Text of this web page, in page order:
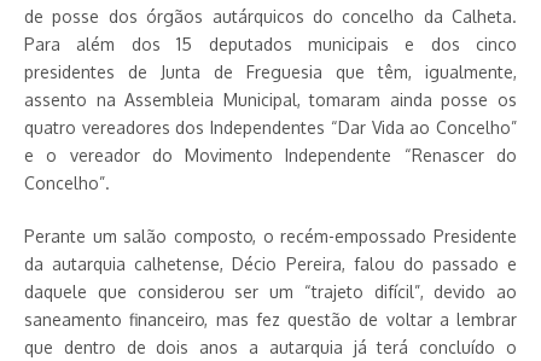
de posse dos órgãos autárquicos do concelho da Calheta.
Para além dos 15 deputados municipais e dos cinco
presidentes de Junta de Freguesia que têm, igualmente,
assento na Assembleia Municipal, tomaram ainda posse os
quatro vereadores dos Independentes “Dar Vida ao Concelho”
e o vereador do Movimento Independente “Renascer do
Concelho”.
Perante um salão composto, o recém-empossado Presidente
da autarquia calhetense, Décio Pereira, falou do passado e
daquele que considerou ser um “trajeto difícil”, devido ao
saneamento financeiro, mas fez questão de voltar a lembrar
que dentro de dois anos a autarquia já terá concluído o